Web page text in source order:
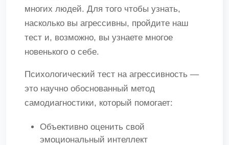
многих людей. Для того чтобы узнать,
насколько вы агрессивны, пройдите наш
тест и, возможно, вы узнаете многое
новенького о себе.
Психологический тест на агрессивность —
это научно обоснованный метод
самодиагностики, который помогает:
Объективно оценить свой
эмоциональный интеллект